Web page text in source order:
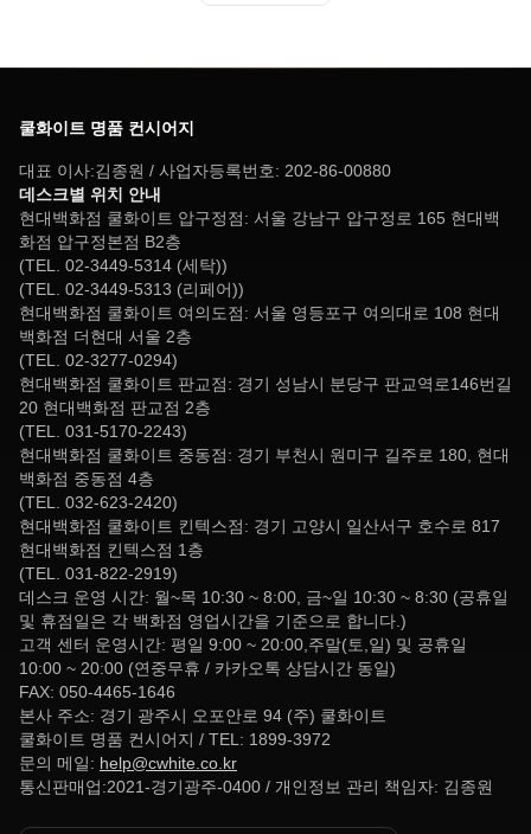
쿨화이트 명품 컨시어지
대표 이사:김종원 / 사업자등록번호: 202-86-00880
데스크별 위치 안내
현대백화점 쿨화이트 압구정점: 서울 강남구 압구정로 165 현대백
화점 압구정본점 B2층
(TEL. 02-3449-5314 (세탁))
(TEL. 02-3449-5313 (리페어))
현대백화점 쿨화이트 여의도점: 서울 영등포구 여의대로 108 현대
백화점 더현대 서울 2층
(TEL. 02-3277-0294)
현대백화점 쿨화이트 판교점: 경기 성남시 분당구 판교역로146번길
20 현대백화점 판교점 2층
(TEL. 031-5170-2243)
현대백화점 쿨화이트 중동점: 경기 부천시 원미구 길주로 180, 현대
백화점 중동점 4층
(TEL. 032-623-2420)
현대백화점 쿨화이트 킨텍스점: 경기 고양시 일산서구 호수로 817
현대백화점 킨텍스점 1층
(TEL. 031-822-2919)
데스크 운영 시간: 월~목 10:30 ~ 8:00, 금~일 10:30 ~ 8:30 (공휴일
및 휴점일은 각 백화점 영업시간을 기준으로 합니다.)
고객 센터 운영시간: 평일 9:00 ~ 20:00,주말(토,일) 및 공휴일
10:00 ~ 20:00 (연중무휴 / 카카오톡 상담시간 동일)
FAX: 050-4465-1646
본사 주소: 경기 광주시 오포안로 94 (주) 쿨화이트
쿨화이트 명품 컨시어지 / TEL: 1899-3972
문의 메일: help@cwhite.co.kr
통신판매업:2021-경기광주-0400 / 개인정보 관리 책임자: 김종원